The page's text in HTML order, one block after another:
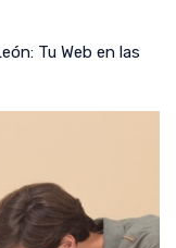
Tu Web en las